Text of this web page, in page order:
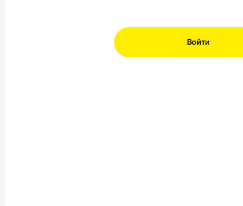
Войти